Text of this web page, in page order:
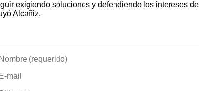
exigiendo soluciones y defendiendo los intereses de
Alcañiz.
Nombre (requerido)
E-mail